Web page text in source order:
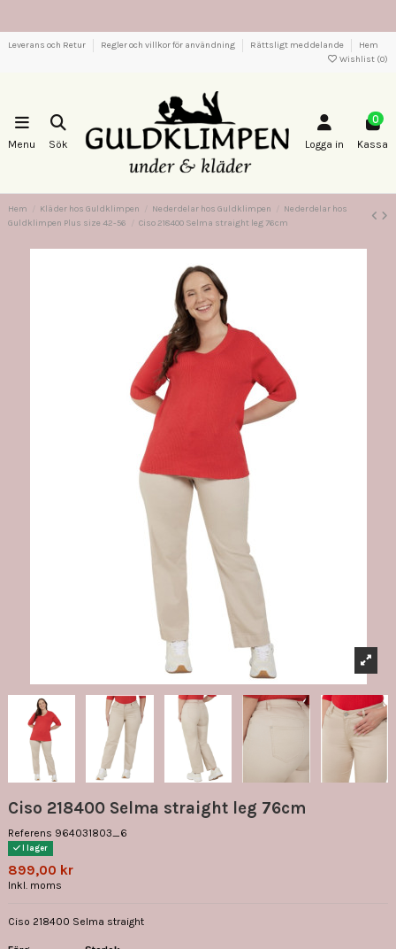
Leverans och Retur Regler och villkor för användning Rättsligt meddelande
Hem
Wishlist (0)
Menu Sök Logga in
0
Kassa
Hem Kläder hos Guldklimpen Nederdelar hos Guldklimpen
Nederdelar hos
Guldklimpen Plus size 42-56
Ciso 218400 Selma straight leg 76cm
Ciso 218400 Selma straight leg 76cm
Referens 964031803_6
I lager
899,00 kr
Inkl. moms
Ciso 218400 Selma straight